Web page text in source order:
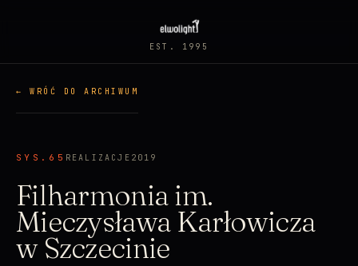
EST. 1995
← WRÓĆ DO ARCHIWUM
SYS.65 REALIZACJE 2019
Filharmonia im.
Mieczysława Karłowicza
w Szczecinie